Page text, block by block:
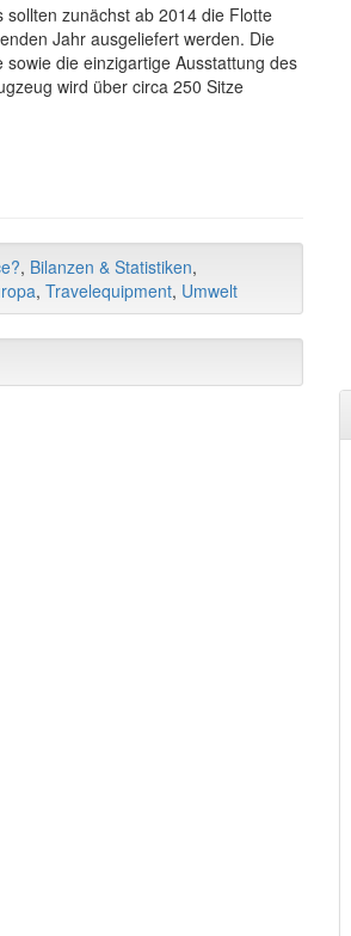
zunächst ab 2014 die Flotte
Jahr ausgeliefert werden. Die
die einzigartige Ausstattung des
wird über circa 250 Sitze
, Bilanzen & Statistiken,
, Travelequipment, Umwelt